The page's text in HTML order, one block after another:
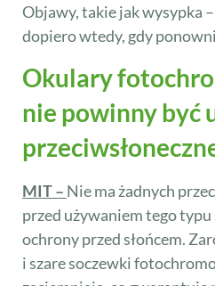
Objawy, takie jak wysypka
dopiero wtedy, gdy
Okulary
nie powinny być
MIT – Nie ma żadnych
przed używaniem tego typu
ochrony przed słońcem.
i szare soczewki